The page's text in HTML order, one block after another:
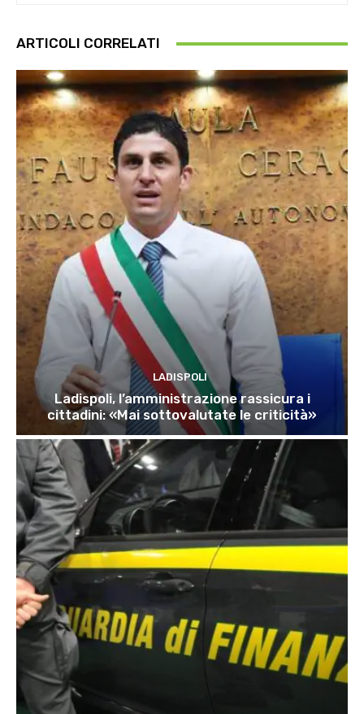
ARTICOLI CORRELATI
LADISPOLI
Ladispoli, l’amministrazione rassicura i
cittadini: «Mai sottovalutate le criticità»